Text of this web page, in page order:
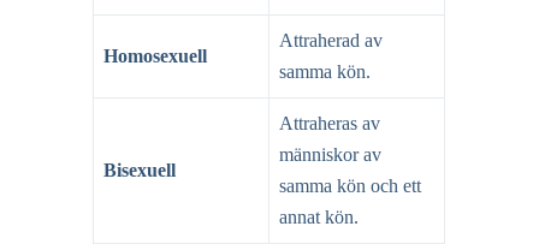
Homosexuell
Attraherad av
samma kön.
Bisexuell
Attraheras av
människor av
samma kön och ett
annat kön.